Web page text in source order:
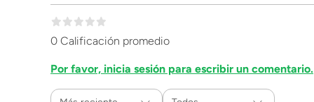
0 Calificación promedio
Por favor, inicia sesión para escribir un comentario.